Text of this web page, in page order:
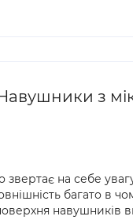
з
на себе
багато в
навушників